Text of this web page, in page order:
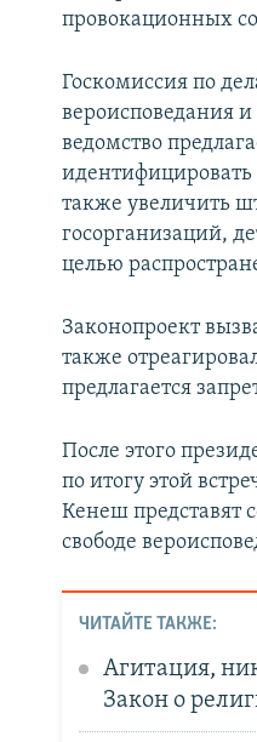
провокационных
Госкомиссия по
вероисповедания
ведомство
идентифицировать
также увеличить
госорганизаций,
целью
Законопроект
также
предлагается
После этого
по итогу этой
Кенеш представят
свободе
ЧИТАЙТЕ ТАКЖЕ:
Агитация,
Закон о